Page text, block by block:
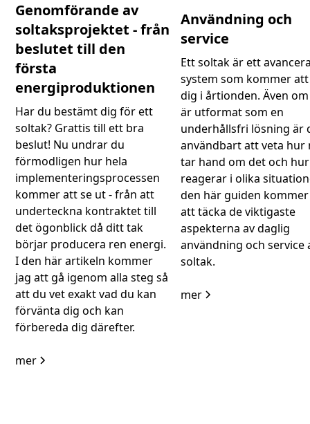
Genomförande av
soltaksprojektet - från
beslutet till den
första
energiproduktionen
Har du bestämt dig för ett
soltak? Grattis till ett bra
beslut! Nu undrar du
förmodligen hur hela
implementeringsprocessen
kommer att se ut - från att
underteckna kontraktet till
det ögonblick då ditt tak
börjar producera ren energi.
I den här artikeln kommer
jag att gå igenom alla steg så
att du vet exakt vad du kan
förvänta dig och kan
förbereda dig därefter.
mer
Användning och
service
Ett soltak är ett
system som kommer
dig i årtionden. Även
är utformat som en
underhållsfri lösning är
användbart att veta hur
tar hand om det och
reagerar i olika
den här guiden
att täcka de viktigaste
aspekterna av daglig
användning och service
soltak.
mer